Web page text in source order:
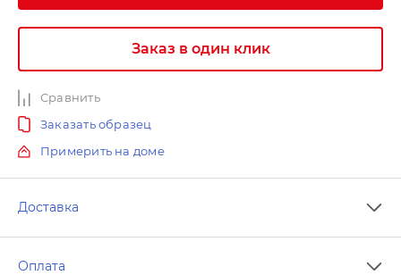
Заказ в один клик
Сравнить
Заказать образец
Примерить на доме
Доставка
Оплата